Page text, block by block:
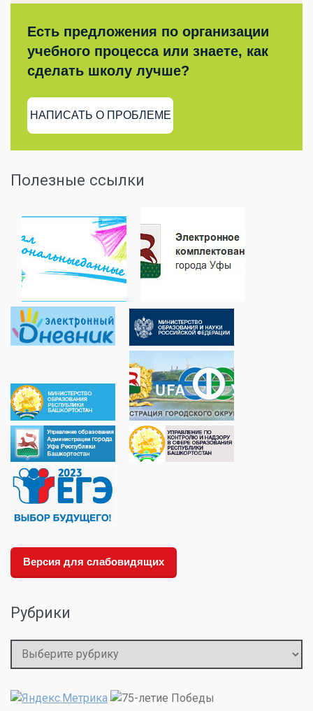
Есть предложения по организации
учебного процесса или знаете, как
сделать школу лучше?
НАПИСАТЬ О ПРОБЛЕМЕ
Полезные ссылки
Версия для слабовидящих
Рубрики
Рубрики